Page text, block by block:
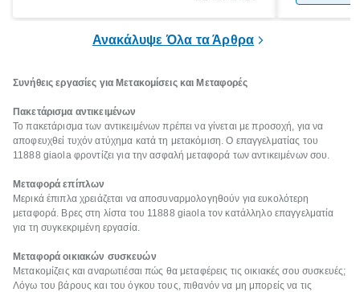
Ανακάλυψε Όλα τα Άρθρα
Συνήθεις εργασίες για Μετακομίσεις και Μεταφορές
Πακετάρισμα αντικειμένων
Το πακετάρισμα των αντικειμένων πρέπει να γίνεται με προσοχή, για να
αποφευχθεί τυχόν ατύχημα κατά τη μετακόμιση. Ο επαγγελματίας του
11888 giaola φροντίζει για την ασφαλή μεταφορά των αντικειμένων σου.
Μεταφορά επίπλων
Μερικά έπιπλα χρειάζεται να αποσυναρμολογηθούν για ευκολότερη
μεταφορά. Βρες στη λίστα του 11888 giaola τον κατάλληλο επαγγελματία
για τη συγκεκριμένη εργασία.
Μεταφορά οικιακών συσκευών
Μετακομίζεις και αναρωτιέσαι πώς θα μεταφέρεις τις οικιακές σου συσκευές;
Λόγω του βάρους και του όγκου τους, πιθανόν να μη μπορείς να τις